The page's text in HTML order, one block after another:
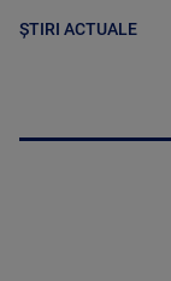
ȘTIRI ACTUALE